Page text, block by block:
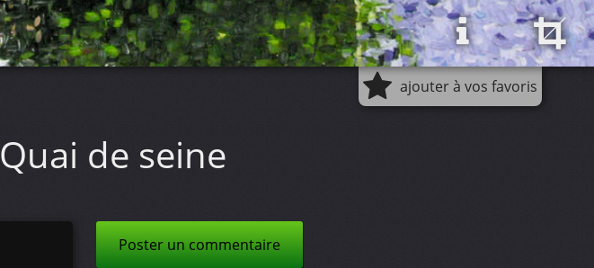
ajouter à vos favoris
Quai de seine
Poster un commentaire